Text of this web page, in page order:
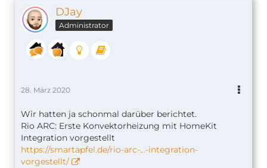
DJay
Administrator
28. März 2020
Wir hatten ja schonmal darüber berichtet.
Rio ARC: Erste Konvektorheizung mit HomeKit
Integration vorgestellt
https://smartapfel.de/rio-arc-…-integration-
vorgestellt/